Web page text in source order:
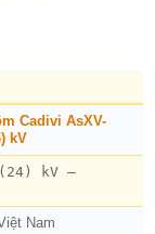
Cadivi AsXV-
kV
kV –
Nam